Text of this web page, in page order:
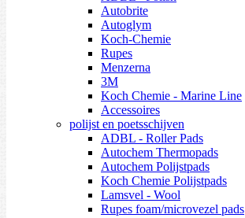
Autobrite
Autoglym
Koch-Chemie
Rupes
Menzerna
3M
Koch Chemie - Marine Line
Accessoires
polijst en poetsschijven
ADBL - Roller Pads
Autochem Thermopads
Autochem Polijstpads
Koch Chemie Polijstpads
Lamsvel - Wool
Rupes foam/microvezel pads